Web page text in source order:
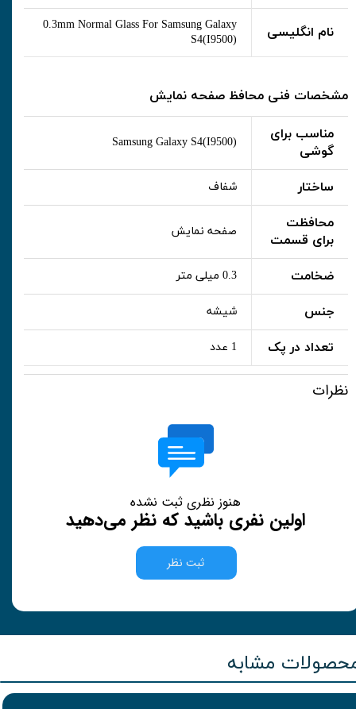
نام انگلیسی
0.3mm Normal Glass For Samsung Galaxy
S4(I9500)
مشخصات فنی محافظ صفحه نمایش
مناسب برای
گوشی
Samsung Galaxy S4(I9500)
ساختار شفاف
محافظت
برای قسمت
صفحه نمایش
ضخامت 0.3 میلی متر
جنس شیشه
تعداد در پک 1 عدد
نظرات
هنوز نظری ثبت نشده
اولین نفری باشید که نظر می‌دهید
ثبت نظر
مشابه